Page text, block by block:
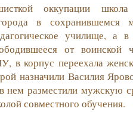
оккупации
в сохранившемся
училище, а
от
в корпус переехала
назначили Василия
в нем разместили
совместного обучения.